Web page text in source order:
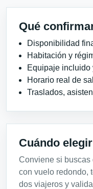
Qué
Disponibilidad
Habitación y
Equipaje incluido
Horario real de
Traslados,
Cuándo
Conviene si buscas
con vuelo redondo,
dos viajeros y